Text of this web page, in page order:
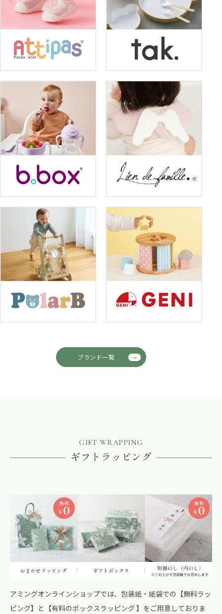
ブランド一覧
GIFT WRAPPING
ギフトラッピング
アミングオンラインショップでは、包装紙・紙袋での【無料ラッ
ピング】と【有料のボックスラッピング 】をご用意しておりま